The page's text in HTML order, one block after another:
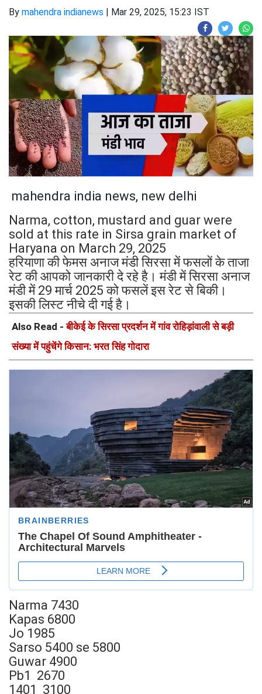
By mahendra indianews | Mar 29, 2025, 15:23 IST
mahendra india news, new delhi
Narma, cotton, mustard and guar were
sold at this rate in Sirsa grain market of
Haryana on March 29, 2025
हरियाणा की फेमस अनाज मंडी सिरसा में फसलों के ताजा
रेट की आपको जानकारी दे रहे है। मंडी में सिरसा अनाज
मंडी में 29 मार्च 2025 को फसलें इस रेट से बिकी।
इसकी लिस्ट नीचे दी गई है।
Also Read -बीकेई के सिरसा प्रदर्शन में गांव रोहिड़ांवाली से बड़ी
संख्या में पहुंचेंगे किसान: भरत सिंह गोदारा
Narma 7430
Kapas 6800
Jo 1985
Sarso 5400 se 5800
Guwar 4900
Pb1 2670
1401 3100